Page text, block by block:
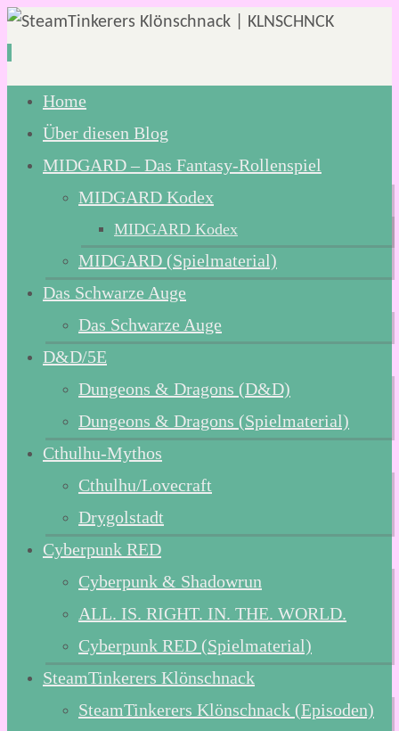
Zum
Inhalt
springen
Home
Über diesen Blog
MIDGARD – Das Fantasy-Rollenspiel
MIDGARD Kodex
MIDGARD Kodex
MIDGARD (Spielmaterial)
Das Schwarze Auge
Das Schwarze Auge
D&D/5E
Dungeons & Dragons (D&D)
Dungeons & Dragons (Spielmaterial)
Cthulhu-Mythos
Cthulhu/Lovecraft
Drygolstadt
Cyberpunk RED
Cyberpunk & Shadowrun
ALL. IS. RIGHT. IN. THE. WORLD.
Cyberpunk RED (Spielmaterial)
SteamTinkerers Klönschnack
SteamTinkerers Klönschnack (Episoden)